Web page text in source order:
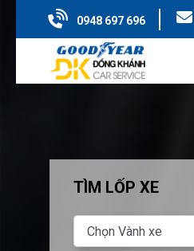
0948 697 696
TÌM LỐP XE